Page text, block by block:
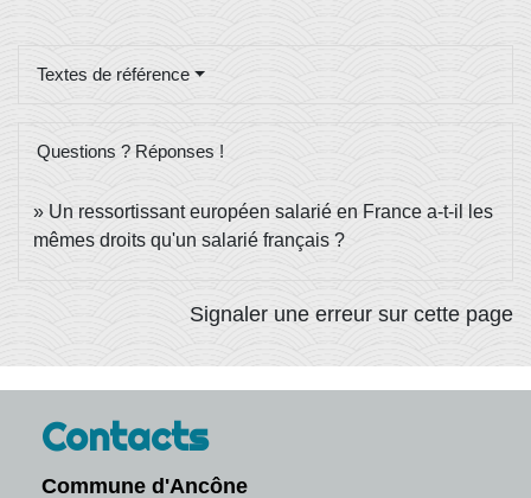
Textes de référence
Questions ? Réponses !
Un ressortissant européen salarié en France a-t-il les
mêmes droits qu'un salarié français ?
Signaler une erreur sur cette page
Contacts
Commune d'Ancône